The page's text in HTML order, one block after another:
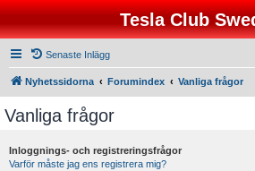
Tesla Club
Senaste Inlägg
Nyhetssidorna Forumindex Vanliga frågor
Vanliga frågor
Inloggnings- och registreringsfrågor
Varför måste jag ens registrera mig?